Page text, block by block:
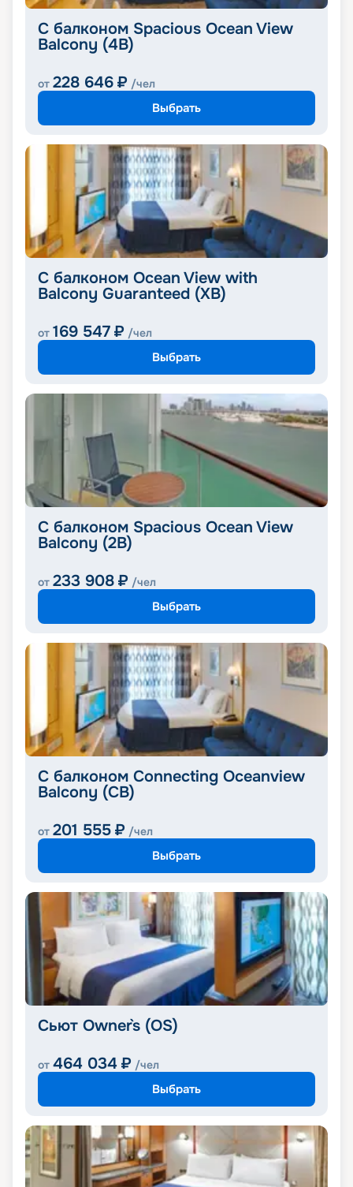
С балконом Spacious Ocean View
Balcony (4B)
от 228 646 ₽ /чел
Выбрать
С балконом Ocean View with
Balcony Guaranteed (XB)
от 169 547 ₽ /чел
Выбрать
С балконом Spacious Ocean View
Balcony (2B)
от 233 908 ₽ /чел
Выбрать
С балконом Connecting Oceanview
Balcony (CB)
от 201 555 ₽ /чел
Выбрать
Сьют Owner`s (OS)
от 464 034 ₽ /чел
Выбрать